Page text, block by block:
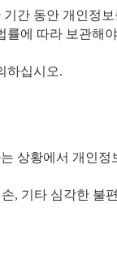
간 동안 개인정
에 따라 보관해
하십시오.
상황에서 개인
, 기타 심각한 불